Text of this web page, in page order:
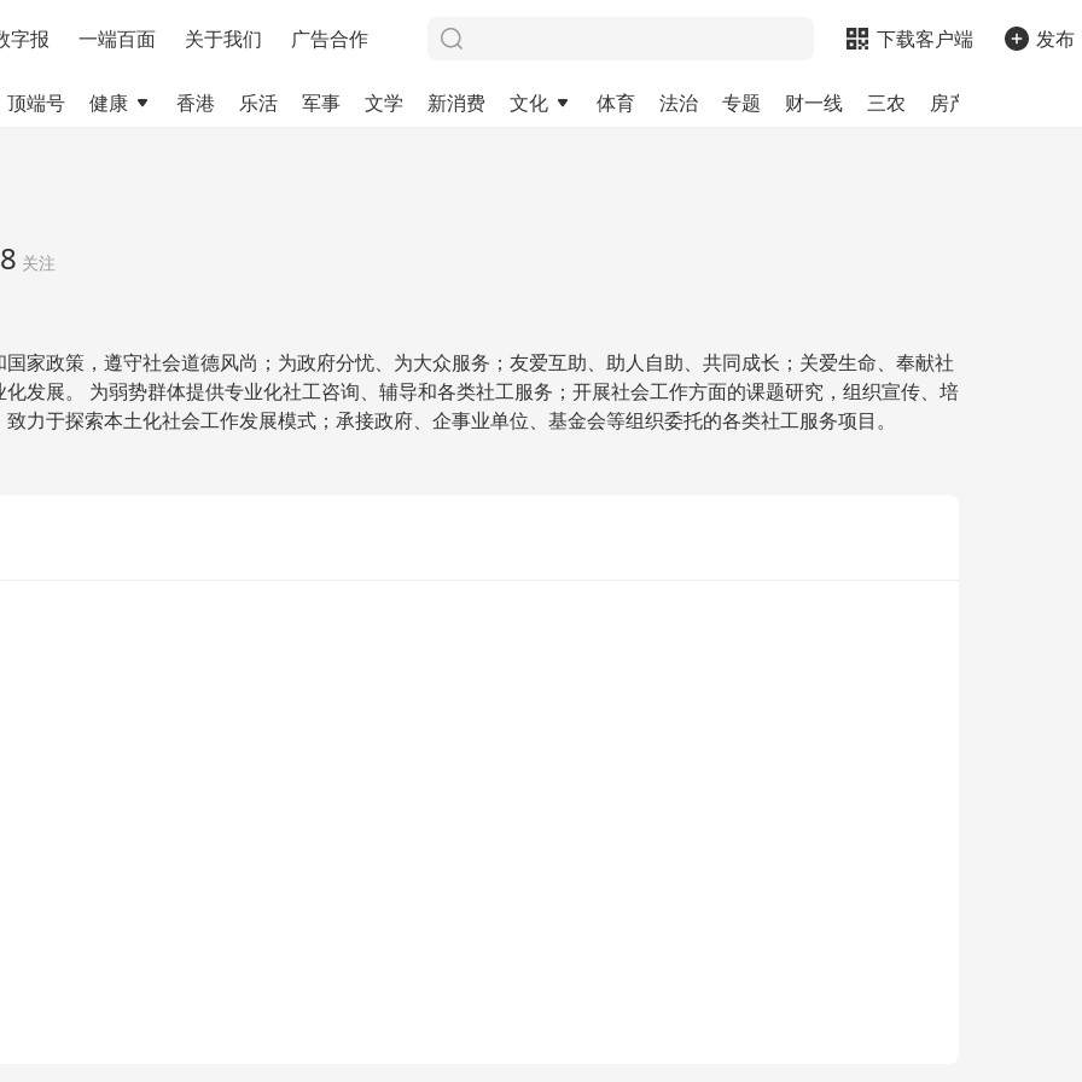
字报 一端百面 关于我们 广告合作 下载客户端 发布
顶端号 健康 香港 乐活 军事 文学 新消费 文化 体育 法治 专题 财一线 三农 房产
关注
家政策，遵守社会道德风尚；为政府分忧、为大众服务；友爱互助、助人自助、共同成长；关爱生命、奉献社
发展。 为弱势群体提供专业化社工咨询、辅导和各类社工服务；开展社会工作方面的课题研究，组织宣传、培
力于探索本土化社会工作发展模式；承接政府、企事业单位、基金会等组织委托的各类社工服务项目。